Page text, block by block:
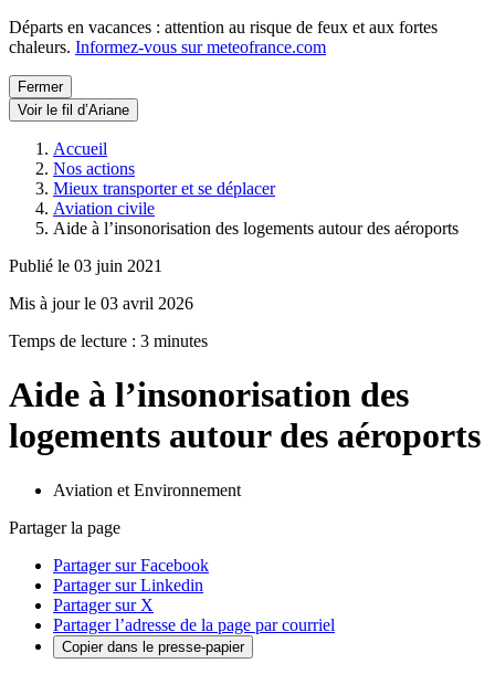
Départs en vacances : attention au risque de feux et aux fortes
chaleurs. Informez-vous sur meteofrance.com
Fermer
Voir le fil d’Ariane
Accueil
Nos actions
Mieux transporter et se déplacer
Aviation civile
Aide à l’insonorisation des logements autour des aéroports
Publié le 03 juin 2021
Mis à jour le 03 avril 2026
Temps de lecture : 3 minutes
Aide à l’insonorisation des
logements autour des aéroports
Aviation et Environnement
Partager la page
Partager sur Facebook
Partager sur Linkedin
Partager sur X
Partager l’adresse de la page par courriel
Copier dans le presse-papier